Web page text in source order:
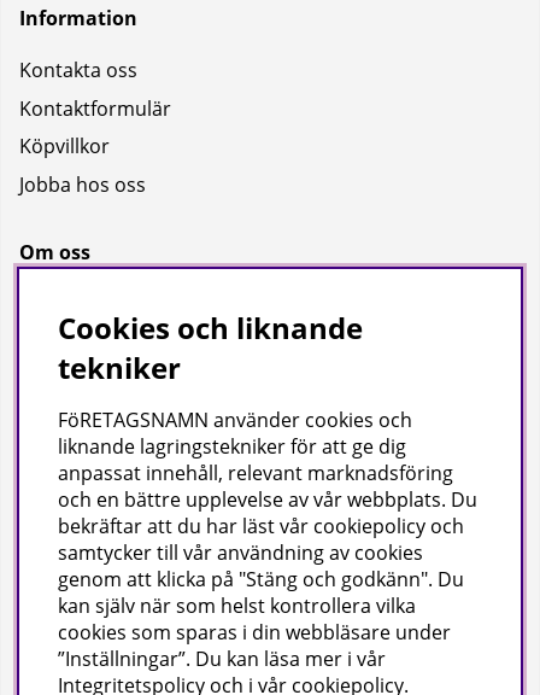
Information
Kontakta oss
Kontaktformulär
Köpvillkor
Jobba hos oss
Om oss
Bransch
Kataloger
Företagsuppgifter
Visab i Skandinavien AB
Din lokala leverantör av städ- och hygienprodukter.
Hjärtlandavägen 17, 576 33 Sävsjö
Org nr: 556504-4558
Tel: 0382-157 50 | info@visab.info
Mån–fre 07:30–16:00
Cookies och liknande
tekniker
FöRETAGSNAMN använder cookies och
liknande lagringstekniker för att ge dig
anpassat innehåll, relevant marknadsföring
och en bättre upplevelse av vår webbplats. Du
bekräftar att du har läst vår cookiepolicy och
samtycker till vår användning av cookies
genom att klicka på "Stäng och godkänn". Du
kan själv när som helst kontrollera vilka
cookies som sparas i din webbläsare under
”Inställningar”. Du kan läsa mer i vår
Integritetspolicy och i vår cookiepolicy.